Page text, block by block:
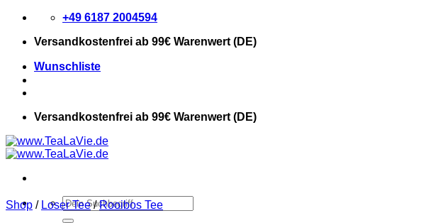
Zum
springen
+49 6187 2004594
Versandkostenfrei ab 99€ Warenwert (DE)
Wunschliste
Versandkostenfrei ab 99€ Warenwert (DE)
Suchen
nach:
Shop / Loser Tee / Rooibos Tee